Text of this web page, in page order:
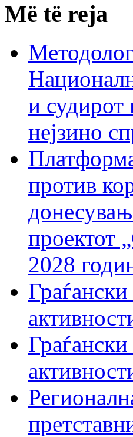
Më të reja
и судирот
нејзино
против
проектот
2028